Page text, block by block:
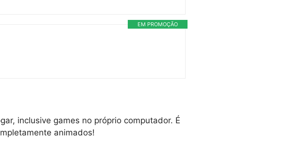
EM PROMOÇÃO
inclusive games no próprio computador. É
animados!